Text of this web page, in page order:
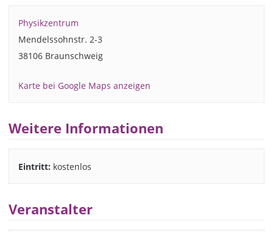
Physikzentrum
Mendelssohnstr. 2-3
38106 Braunschweig
Karte bei Google Maps anzeigen
Weitere Informationen
Eintritt: kostenlos
Veranstalter